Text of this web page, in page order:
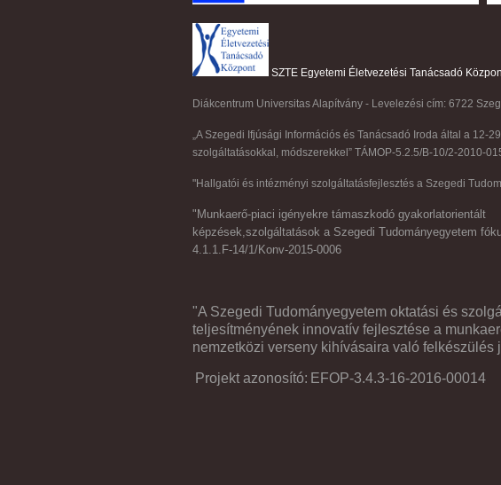
SZTE Egyetemi Életvezetési Tanácsadó
Diákcentrum Universitas Alapítvány - Levelezési cím: 6722
„A Szegedi Ifjúsági Információs és Tanácsadó Iroda által a 12-
szolgáltatásokkal, módszerekkel” TÁMOP-5.2.5/B-10/2-2010-
"Hallgatói és intézményi szolgáltatásfejlesztés a Szegedi
"Munkaerő-piaci igényekre támaszkodó gyakorlatorientált
képzések,szolgáltatások a Szegedi Tudományegyetem
4.1.1.F-14/1/Konv-2015-0006
"A Szegedi Tudományegyetem oktatási és
teljesítményének innovatív fejlesztése a
nemzetközi verseny kihívásaira való felkészülés
Projekt azonosító: EFOP-3.4.3-16-2016-00014